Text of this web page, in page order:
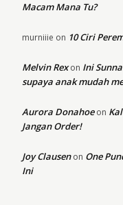
Macam Mana Tu?
murniiie on 10 Ciri
Melvin Rexon Ini
supaya anak mudah
Aurora Donahoeon
Jangan Order!
Joy Clausenon One
Ini